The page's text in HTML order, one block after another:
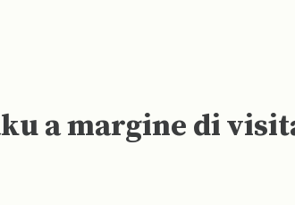
a margine di